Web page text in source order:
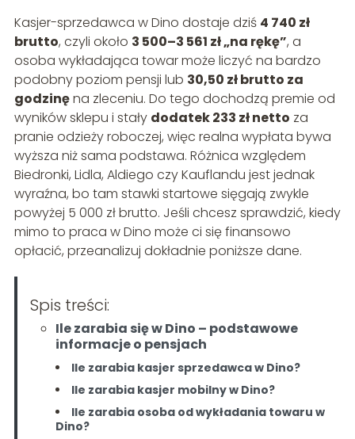
Kasjer-sprzedawca w Dino dostaje dziś 4 740 zł
brutto, czyli około 3 500–3 561 zł „na rękę”, a
osoba wykładająca towar może liczyć na bardzo
podobny poziom pensji lub 30,50 zł brutto za
godzinęna zleceniu. Do tego dochodzą premie od
wyników sklepu i stały dodatek 233 zł netto za
pranie odzieży roboczej, więc realna wypłata bywa
wyższa niż sama podstawa. Różnica względem
Biedronki, Lidla, Aldiego czy Kauflandu jest jednak
wyraźna, bo tam stawki startowe sięgają zwykle
powyżej 5 000 zł brutto. Jeśli chcesz sprawdzić, kiedy
mimo to praca w Dino może ci się finansowo
opłacić, przeanalizuj dokładnie poniższe dane.
Spis treści:
Ile zarabia się w Dino – podstawowe
informacje o pensjach
Ile zarabia kasjer sprzedawca w Dino?
Ile zarabia kasjer mobilny w Dino?
Ile zarabia osoba od wykładania towaru w
Dino?